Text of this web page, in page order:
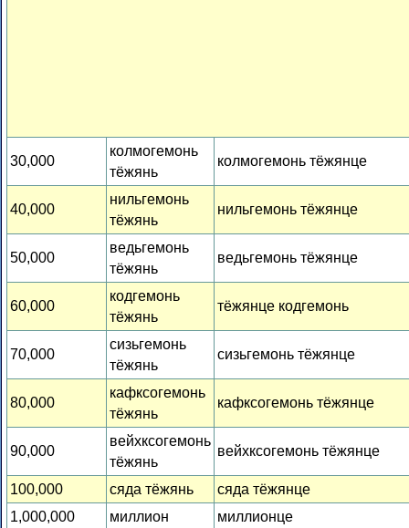
30,000
колмогемонь
тёжянь
колмогемонь тёжянце
40,000
нильгемонь
тёжянь
нильгемонь тёжянце
50,000
ведьгемонь
тёжянь
ведьгемонь тёжянце
60,000
кодгемонь
тёжянь
тёжянце кодгемонь
70,000
сизьгемонь
тёжянь
сизьгемонь тёжянце
80,000
кафксогемонь
тёжянь
кафксогемонь тёжянце
90,000
вейхксогемонь
тёжянь
вейхксогемонь тёжянце
100,000 сяда тёжянь
сяда тёжянце
1,000,000
миллион миллионце